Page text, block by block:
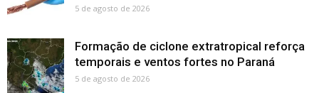
5 de agosto de 2026
Formação de ciclone extratropical reforça
temporais e ventos fortes no Paraná
5 de agosto de 2026